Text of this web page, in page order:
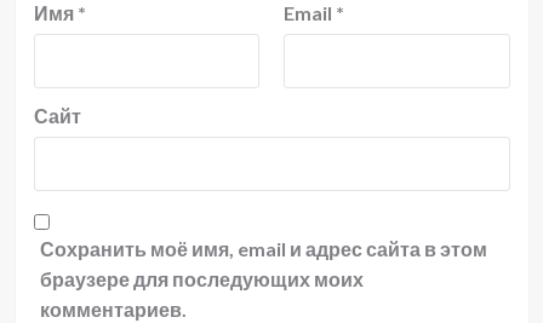
Имя * Email *
Сайт
Сохранить моё имя, email и адрес сайта в этом
браузере для последующих моих
комментариев.